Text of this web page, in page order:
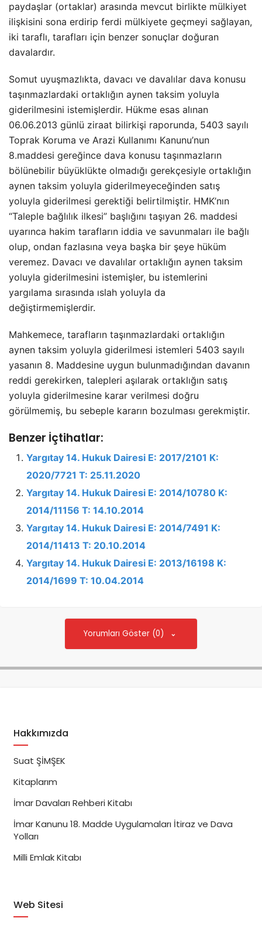
paydaşlar (ortaklar) arasında mevcut birlikte mülkiyet
ilişkisini sona erdirip ferdi mülkiyete geçmeyi sağlayan,
iki taraflı, tarafları için benzer sonuçlar doğuran
davalardır.
Somut uyuşmazlıkta, davacı ve davalılar dava konusu
taşınmazlardaki ortaklığın aynen taksim yoluyla
giderilmesini istemişlerdir. Hükme esas alınan
06.06.2013 günlü ziraat bilirkişi raporunda, 5403 sayılı
Toprak Koruma ve Arazi Kullanımı Kanunu’nun
8.maddesi gereğince dava konusu taşınmazların
bölünebilir büyüklükte olmadığı gerekçesiyle ortaklığın
aynen taksim yoluyla giderilmeyeceğinden satış
yoluyla giderilmesi gerektiği belirtilmiştir. HMK’nın
“Taleple bağlılık ilkesi” başlığını taşıyan 26. maddesi
uyarınca hakim tarafların iddia ve savunmaları ile bağlı
olup, ondan fazlasına veya başka bir şeye hüküm
veremez. Davacı ve davalılar ortaklığın aynen taksim
yoluyla giderilmesini istemişler, bu istemlerini
yargılama sırasında ıslah yoluyla da
değiştirmemişlerdir.
Mahkemece, tarafların taşınmazlardaki ortaklığın
aynen taksim yoluyla giderilmesi istemleri 5403 sayılı
yasanın 8. Maddesine uygun bulunmadığından davanın
reddi gerekirken, talepleri aşılarak ortaklığın satış
yoluyla giderilmesine karar verilmesi doğru
görülmemiş, bu sebeple kararın bozulması gerekmiştir.
Benzer İçtihatlar:
Yargıtay 14. Hukuk Dairesi E: 2017/2101 K:
2020/7721 T: 25.11.2020
Yargıtay 14. Hukuk Dairesi E: 2014/10780 K:
2014/11156 T: 14.10.2014
Yargıtay 14. Hukuk Dairesi E: 2014/7491 K:
2014/11413 T: 20.10.2014
Yargıtay 14. Hukuk Dairesi E: 2013/16198 K:
2014/1699 T: 10.04.2014
Yorumları Göster (0)
Hakkımızda
Suat ŞİMŞEK
Kitaplarım
İmar Davaları Rehberi Kitabı
İmar Kanunu 18. Madde Uygulamaları İtiraz ve Dava
Yolları
Milli Emlak Kitabı
Web Sitesi